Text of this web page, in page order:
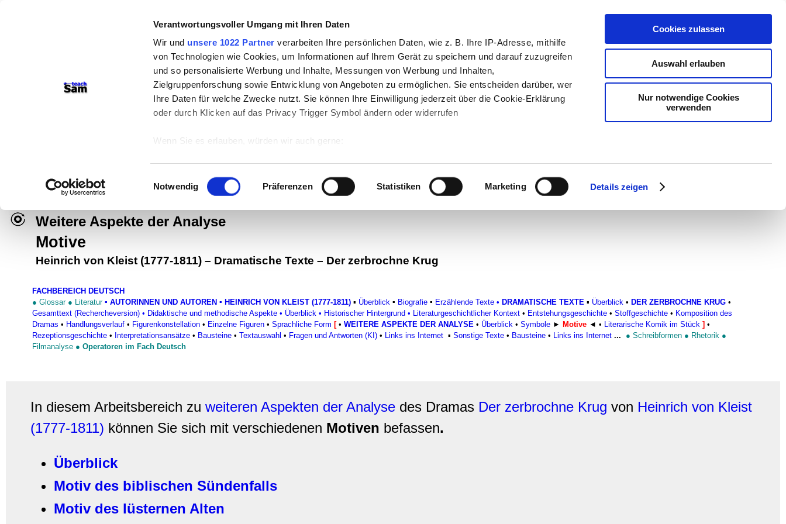
Verantwortungsvoller Umgang mit Ihren Daten
Wir und unsere 1022 Partner verarbeiten Ihre persönlichen Daten, wie z. B. Ihre IP-Adresse, mithilfe
von Technologien wie Cookies, um Informationen auf Ihrem Gerät zu speichern und darauf zuzugreifen
und so personalisierte Werbung und Inhalte, Messungen von Werbung und Inhalten,
Zielgruppenforschung sowie Entwicklung von Angeboten zu ermöglichen. Sie entscheiden darüber, wer
Ihre Daten für welche Zwecke nutzt. Sie können Ihre Einwilligung jederzeit über die Cookie-Erklärung
oder durch Klicken auf das Privacy Trigger Symbol ändern oder widerrufen
Wenn Sie es erlauben, würden wir auch gerne:
Ihr Gerät durch aktives Scannen nach bestimmten Merkmalen (Fingerprinting) identifizieren
Erfahren Sie mehr darüber, wie Ihre persönlichen Daten verarbeitet werden, und legen Sie Ihre
Präferenzen imAbschnitt Einzelheitenfest.
anbieten zu können und die Zugriffe auf unsere Website zu analysieren. Außerdem geben wir
Informationen zu Ihrer Verwendung unserer Website an unsere Partner für soziale Medien, Werbung
zusammen, die Sie ihnen bereitgestellt haben oder die sie im Rahmen Ihrer Nutzung der Dienste
gesammelt haben.
Einwilligungsauswahl
Notwendig Präferenzen Statistiken Marketing Details zeigen
Cookies zulassen
Auswahl erlauben
Nur notwendige Cookies
verwenden
Werbung
Weitere Aspekte der Analyse
Motive
Heinrich von Kleist (1777-1811) – Dramatische Texte – Der zerbrochne Krug
FACHBEREICH DEUTSCH
● Glossar ● Literatur ▪ AUTORINNEN UND AUTOREN ▪ HEINRICH VON KLEIST (1777-1811) ▪ Überblick ▪ Biografie ▪ Erzählende Texte • DRAMATISCHE TEXTE ▪ Überblick • DER ZERBROCHNE KRUG •
Gesamttext (Rechercheversion) • Didaktische und methodische Aspekte • Überblick • Historischer Hintergrund • Literaturgeschichtlicher Kontext • Entstehungsgeschichte • Stoffgeschichte • Komposition des
Dramas • Handlungsverlauf • Figurenkonstellation • Einzelne Figuren • Sprachliche Form [ • WEITERE ASPEKTE DER ANALYSE • Überblick • Symbole ► Motive ◄ • Literarische Komik im Stück ] •
Rezeptionsgeschichte • Interpretationsansätze • Bausteine • Textauswahl • Fragen und Antworten (KI) • Links ins Internet ▪ Sonstige Texte • Bausteine • Links ins Internet ... ● Schreibformen ● Rhetorik ●
Filmanalyse ● Operatoren im Fach Deutsch
In diesem Arbeitsbereich zu weiteren Aspekten der Analyse des Dramas Der zerbrochne Krug von Heinrich von Kleist
(1777-1811) können Sie sich mit verschiedenen Motiven befassen.
Überblick
Motiv des biblischen Sündenfalls
Motiv des lüsternen Alten